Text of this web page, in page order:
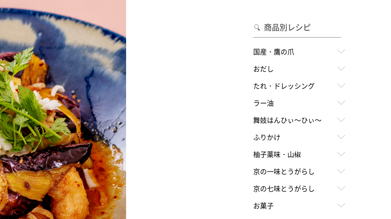
商品別レシピ
国産・鷹の爪
おだし
たれ・ドレッシング
ラー油
舞妓はんひぃ～ひぃ～
ふりかけ
柚子薬味・山椒
京の一味とうがらし
京の七味とうがらし
お菓子